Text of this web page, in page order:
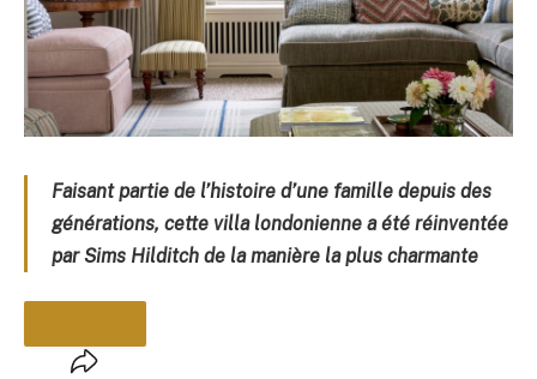
Faisant partie de l’histoire d’une famille depuis des
générations, cette villa londonienne a été réinventée
par Sims Hilditch de la manière la plus charmante